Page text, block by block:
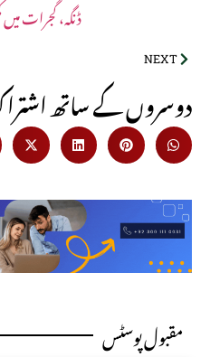
ڈنگہ، گجرات
NEXT
:دوسروں کے ساتھ
مقبول پوسٹس